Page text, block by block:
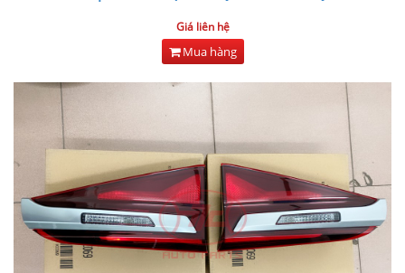
Giá liên hệ
Mua hàng